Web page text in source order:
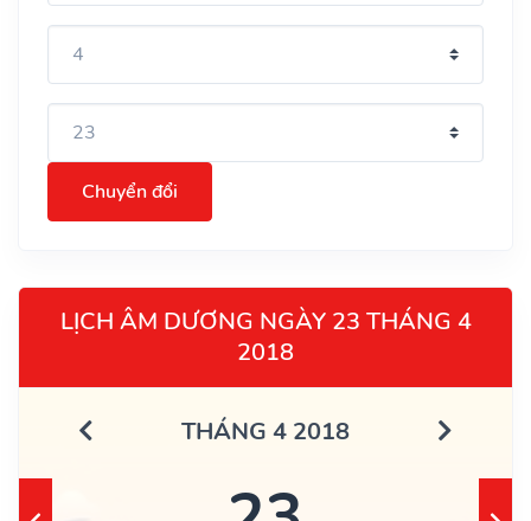
Chuyển đổi
LỊCH ÂM DƯƠNG NGÀY 23 THÁNG 4
2018
THÁNG 4 2018